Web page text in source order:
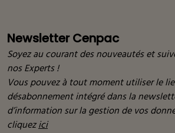
Newsletter Cenpac
Soyez au courant des nouveautés et
nos Experts !
Vous pouvez à tout moment utiliser le
désabonnement intégré dans la
d’information sur la gestion de vos
cliquezici